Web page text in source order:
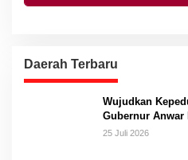
Daerah Terbaru
Wujudkan
Gubernur Anwar
Gantung
25 Juli 2026